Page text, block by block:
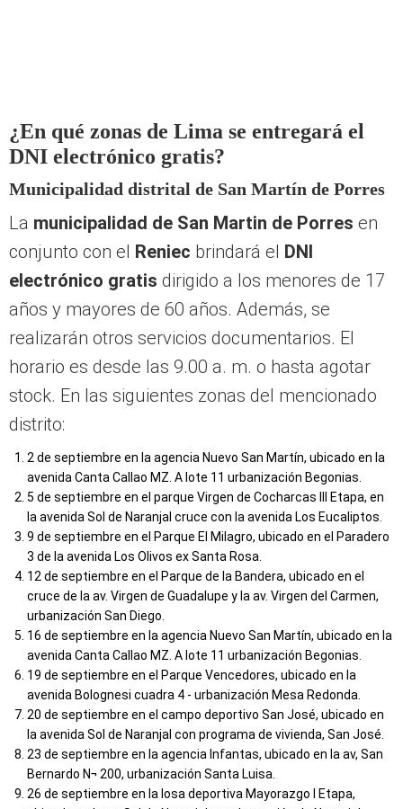
DNI electrónico gratis?
Municipalidad distrital de San Martín de Porres
Lamunicipalidad de San Martin de Porresen
conjunto con elReniecbrindará elDNI
electrónico gratisdirigido a los menores de 17
años y mayores de 60 años. Además, se
realizarán otros servicios documentarios. El
horario es desde las 9.00 a. m. o hasta agotar
stock. En las siguientes zonas del mencionado
distrito:
2 de septiembre en la agencia Nuevo San Martín, ubicado en la
5 de septiembre en el parque Virgen de Cocharcas III Etapa, en
la avenida Sol de Naranjal cruce con la avenida Los Eucaliptos.
9 de septiembre en el Parque El Milagro, ubicado en el Paradero
3 de la avenida Los Olivos ex Santa Rosa.
12 de septiembre en el Parque de la Bandera, ubicado en el
cruce de la av. Virgen de Guadalupe y la av. Virgen del Carmen,
urbanización San Diego.
16 de septiembre en la agencia Nuevo San Martín, ubicado en la
avenida Canta Callao MZ. A lote 11 urbanización Begonias.
19 de septiembre en el Parque Vencedores, ubicado en la
avenida Bolognesi cuadra 4 - urbanización Mesa Redonda.
20 de septiembre en el campo deportivo San José, ubicado en
la avenida Sol de Naranjal con programa de vivienda, San José.
23 de septiembre en la agencia Infantas, ubicado en la av, San
Bernardo N¬ 200, urbanización Santa Luisa.
26 de septiembre en la losa deportiva Mayorazgo I Etapa,
ubicado en la av, Sol de Naranjal y prolongación de Naranjal.
30 de septiembre en la Asociación de Propietarios Urbanización